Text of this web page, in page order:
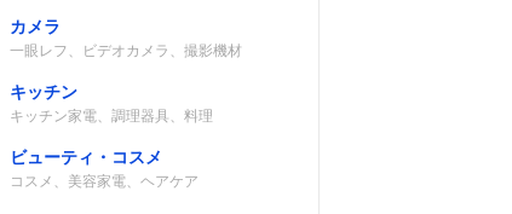
カメラ
一眼レフ、ビデオカメラ、撮影機材
キッチン
キッチン家電、調理器具、料理
ビューティ・コスメ
コスメ、美容家電、ヘアケア